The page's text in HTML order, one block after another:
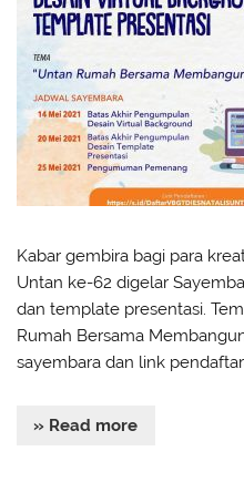
Kabar gembira bagi para
Untan ke-62 digelar
dan template presentasi.
Rumah Bersama
sayembara dan link
» Read more